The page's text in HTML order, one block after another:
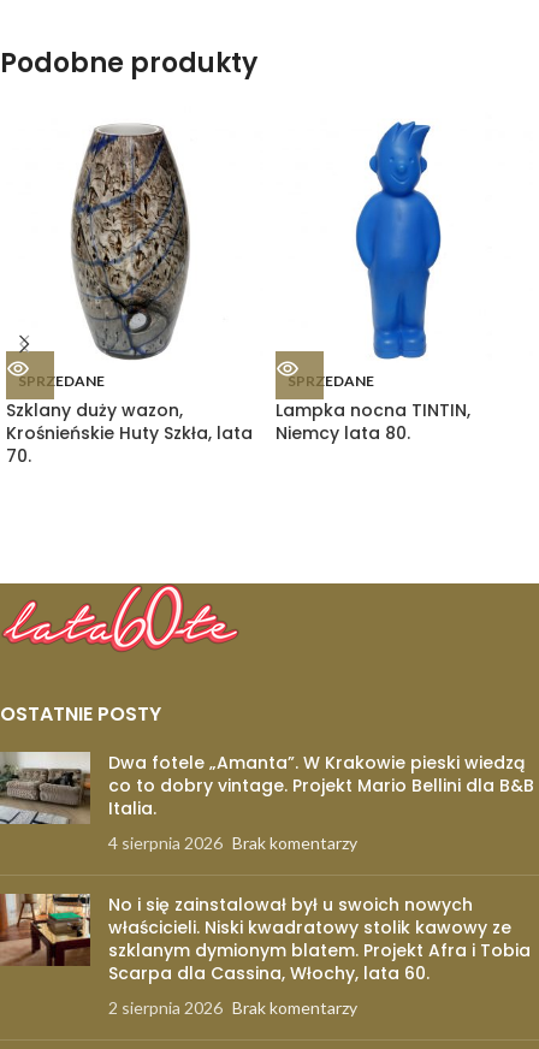
Podobne produkty
SPRZEDANE
Szklany duży wazon,
Krośnieńskie Huty Szkła, lata
70.
SPRZEDANE
Lampka nocna TINTIN,
Niemcy lata 80.
OSTATNIE POSTY
Dwa fotele „Amanta”. W Krakowie pieski wiedzą
co to dobry vintage. Projekt Mario Bellini dla B&B
Italia.
4 sierpnia 2026 Brak komentarzy
No i się zainstalował był u swoich nowych
właścicieli. Niski kwadratowy stolik kawowy ze
szklanym dymionym blatem. Projekt Afra i Tobia
Scarpa dla Cassina, Włochy, lata 60.
2 sierpnia 2026 Brak komentarzy